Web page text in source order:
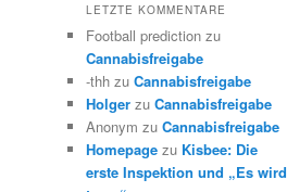
LETZTE KOMMENTARE
Football prediction zu
Cannabisfreigabe
-thh zu Cannabisfreigabe
Holger zu Cannabisfreigabe
Anonym zu Cannabisfreigabe
Homepage zu Kisbee: Die
erste Inspektion und „Es wird